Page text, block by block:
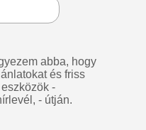
abba, hogy
és friss
-
- útján.